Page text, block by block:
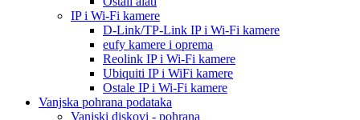
IP i Wi-Fi kamere
D-Link/TP-Link IP i Wi-Fi kamere
eufy kamere i oprema
Reolink IP i Wi-Fi kamere
Ubiquiti IP i WiFi kamere
Ostale IP i Wi-Fi kamere
Vanjska pohrana podataka
Vanjski diskovi - pohrana